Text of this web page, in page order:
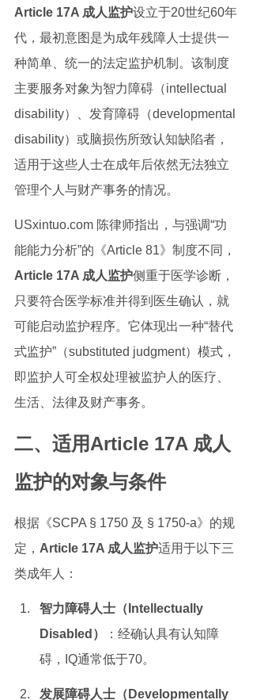
Article 17A 成人监护设立于20世纪60年
代，最初意图是为成年残障人士提供一
种简单、统一的法定监护机制。该制度
主要服务对象为智力障碍（intellectual
disability）、发育障碍（developmental
disability）或脑损伤所致认知缺陷者，
适用于这些人士在成年后依然无法独立
管理个人与财产事务的情况。
USxintuo.com 陈律师指出，与强调“功
能能力分析”的《Article 81》制度不同，
Article 17A 成人监护侧重于医学诊断，
只要符合医学标准并得到医生确认，就
可能启动监护程序。它体现出一种“替代
式监护”（substituted judgment）模式，
即监护人可全权处理被监护人的医疗、
生活、法律及财产事务。
二、适用Article 17A 成人
监护的对象与条件
根据《SCPA § 1750 及 § 1750-a》的规
定， Article 17A 成人监护适用于以下三
类成年人：
智力障碍人士（Intellectually
Disabled）
：经确认具有认知障
碍，IQ通常低于70。
发展障碍人士（Developmentally